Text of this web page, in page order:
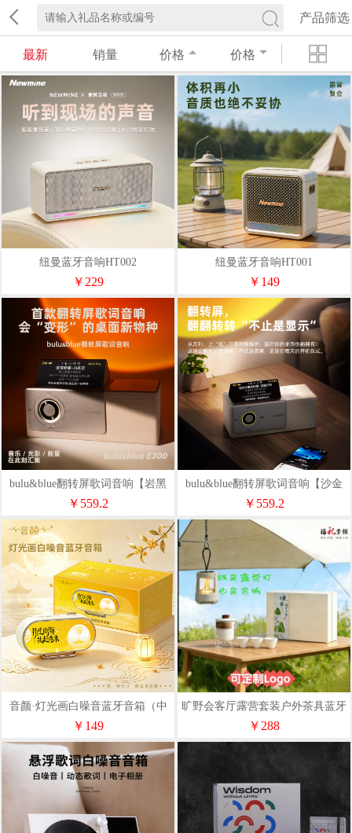
产品筛选
最新 销量 价格 价格
纽曼蓝牙音响HT002
￥229
纽曼蓝牙音响HT001
￥149
bulu&blue翻转屏歌词音响【岩黑
色】
￥559.2
bulu&blue翻转屏歌词音响【沙金
色】
￥559.2
音颜·灯光画白噪音蓝牙音箱（中
秋款）
￥149
旷野会客厅露营套装户外茶具蓝牙
音箱灯
￥288